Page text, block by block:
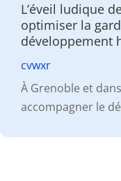
L’éveil ludique
optimiser la
développement
cvwxr
À Grenoble et
accompagner le